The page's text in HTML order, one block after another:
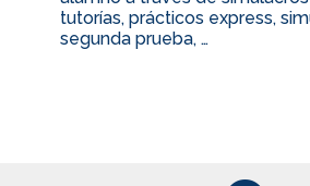
tutorías, prácticos express,
segunda prueba, …